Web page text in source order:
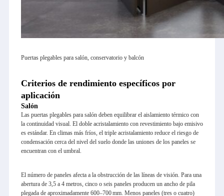
Puertas plegables para salón, conservatorio y balcón
Criterios de rendimiento específicos por
aplicación
Salón
Las puertas plegables para salón deben equilibrar el aislamiento térmico con
la continuidad visual. El doble acristalamiento con revestimiento bajo emisivo
es estándar. En climas más fríos, el triple acristalamiento reduce el riesgo de
condensación cerca del nivel del suelo donde las uniones de los paneles se
encuentran con el umbral.
El número de paneles afecta a la obstrucción de las líneas de visión. Para una
abertura de 3,5 a 4 metros, cinco o seis paneles producen un ancho de pila
plegada de aproximadamente 600–700 mm. Menos paneles (tres o cuatro)